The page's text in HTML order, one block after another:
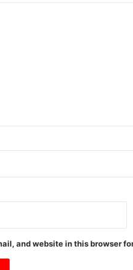
and website in this browser